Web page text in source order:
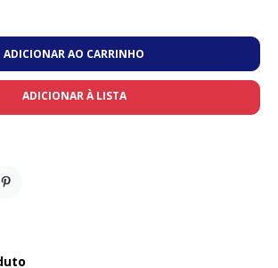
ADICIONAR AO CARRINHO
ADICIONAR À LISTA